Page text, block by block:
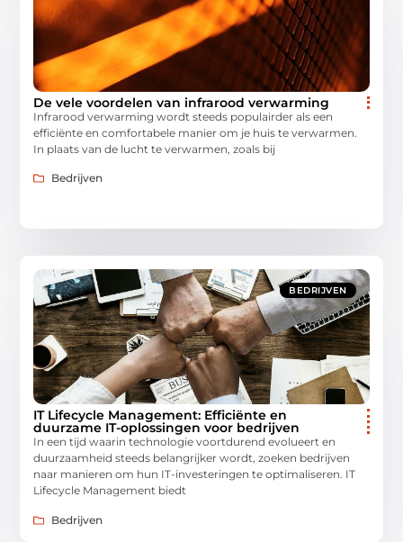
De vele voordelen van infrarood verwarming
Infrarood verwarming wordt steeds populairder als een
efficiënte en comfortabele manier om je huis te verwarmen.
In plaats van de lucht te verwarmen, zoals bij
Bedrijven
BEDRIJVEN
IT Lifecycle Management: Efficiënte en
duurzame IT-oplossingen voor bedrijven
In een tijd waarin technologie voortdurend evolueert en
duurzaamheid steeds belangrijker wordt, zoeken bedrijven
naar manieren om hun IT-investeringen te optimaliseren. IT
Lifecycle Management biedt
Bedrijven